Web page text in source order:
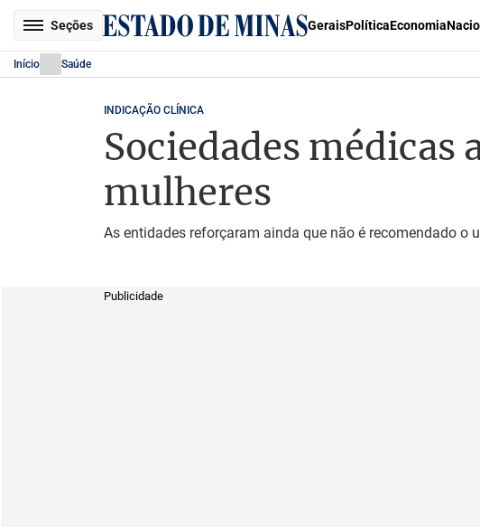
Seções GeraisPolíticaEconomia
Início Saúde
INDICAÇÃO CLÍNICA
Sociedades médicas
mulheres
As entidades reforçaram ainda que não é recomendado
Publicidade